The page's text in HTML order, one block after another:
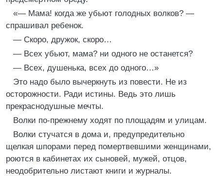
«— Мама! когда же убьют голодных волков? —
спрашивал ребенок.
— Скоро, дружок, скоро…
— Всех убьют, мама? ни одного не останется?
— Всех, душенька, всех до одного…»
Это надо было вычеркнуть из повести. Не из
осторожности. Ради истины. Ведь это лишь
прекраснодушные мечты.
Волки по-прежнему ходят по площадям и улицам.
Волки стучатся в дома и, предупредительно
щелкая шпорами перед помертвевшими женщинами,
роются в кабинетах их сыновей, мужей, отцов,
неодобрительно листают книги и журналы.